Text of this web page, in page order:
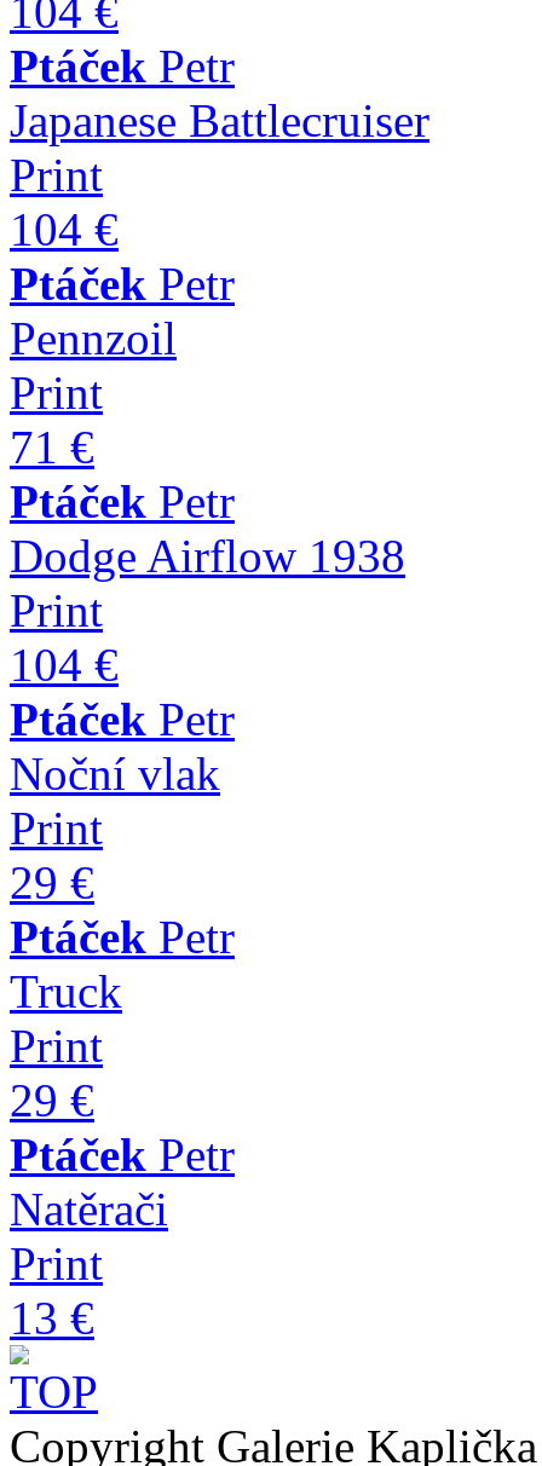
104 €
Ptáček Petr
Japanese Battlecruiser
Print
104 €
Ptáček Petr
Pennzoil
Print
71 €
Ptáček Petr
Dodge Airflow 1938
Print
104 €
Ptáček Petr
Noční vlak
Print
29 €
Ptáček Petr
Truck
Print
29 €
Ptáček Petr
Natěrači
Print
13 €
Copyright Galerie